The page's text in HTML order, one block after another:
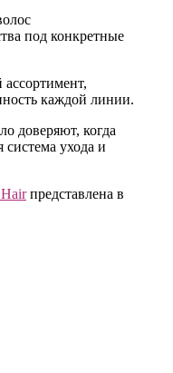
под конкретные
каждой линии.
доверяют, когда
ухода и
представлена в